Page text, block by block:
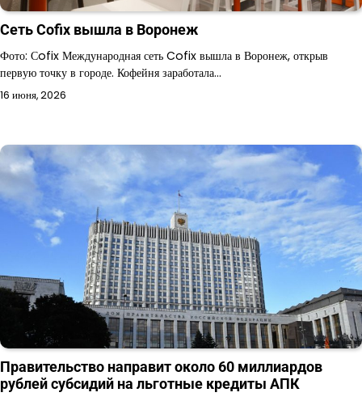
Сеть Cofix вышла в Воронеж
Фото: Сofix Международная сеть Cofix вышла в Воронеж, открыв
первую точку в городе. Кофейня заработала…
16 июня, 2026
Правительство направит около 60 миллиардов
рублей субсидий на льготные кредиты АПК